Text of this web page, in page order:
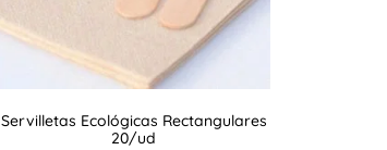
Servilletas Ecológicas Rectangulares
20/ud